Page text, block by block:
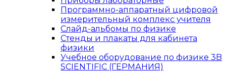
Программно-аппаратный цифровой
измерительный комплекс учителя
Слайд-альбомы по физике
Стенды и плакаты для кабинета
физики
Учебное оборудование по физике 3B
SCIENTIFIC (ГЕРМАНИЯ)